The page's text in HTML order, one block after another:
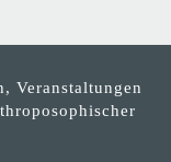
Veranstaltungen